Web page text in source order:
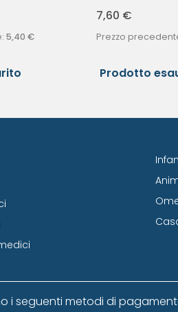
5,40 €
7,60 €
Prezzo
Prodotto
i seguenti metodi di